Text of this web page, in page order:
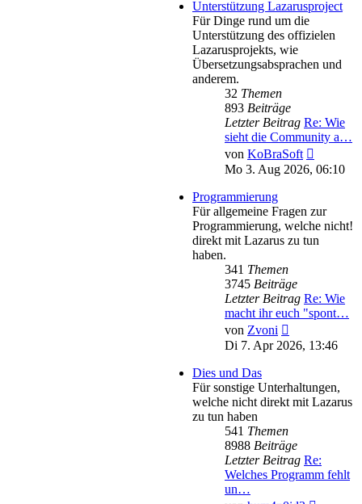
Unterstützung Lazarusproject
Für Dinge rund um die
Unterstützung des offizielen
Lazarusprojekts, wie
Übersetzungsabsprachen und
anderem.
32 Themen
893 Beiträge
Letzter Beitrag Re: Wie
sieht die Community a…
von KoBraSoft
Beitrag
Mo 3. Aug 2026, 06:10
Programmierung
Für allgemeine Fragen zur
Programmierung, welche nicht!
direkt mit Lazarus zu tun
haben.
341 Themen
3745 Beiträge
Letzter Beitrag Re: Wie
macht ihr euch "spont…
von Zvoni
Beitrag
Di 7. Apr 2026, 13:46
Dies und Das
Für sonstige Unterhaltungen,
welche nicht direkt mit Lazarus
zu tun haben
541 Themen
8988 Beiträge
Letzter Beitrag Re:
Welches Programm fehlt
un…